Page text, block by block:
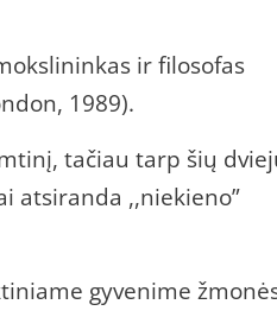
ir filosofas
1989).
tačiau tarp šių
atsiranda ,,niekieno”
gyvenime